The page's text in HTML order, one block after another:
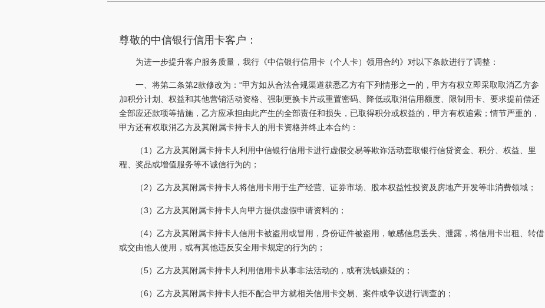
尊敬的中信银行信用卡客户：
为进一步提升客户服务质量，我行《中信银行信用卡（个人卡）领用合约》对以下条款进行了调整：
一、将第二条第2款修改为：“甲方如从合法合规渠道获悉乙方有下列情形之一的，甲方有权立即采取取消乙方参
加积分计划、权益和其他营销活动资格、强制更换卡片或重置密码、降低或取消信用额度、限制用卡、要求提前偿还
全部应还款项等措施，乙方应承担由此产生的全部责任和损失，已取得积分或权益的，甲方有权追索；情节严重的，
甲方还有权取消乙方及其附属卡持卡人的用卡资格并终止本合约：
（1）乙方及其附属卡持卡人利用中信银行信用卡进行虚假交易等欺诈活动套取银行信贷资金、积分、权益、里
程、奖品或增值服务等不诚信行为的；
（2）乙方及其附属卡持卡人将信用卡用于生产经营、证券市场、股本权益性投资及房地产开发等非消费领域；
（3）乙方及其附属卡持卡人向甲方提供虚假申请资料的；
（4）乙方及其附属卡持卡人信用卡被盗用或冒用，身份证件被盗用，敏感信息丢失、泄露，将信用卡出租、转借
或交由他人使用，或有其他违反安全用卡规定的行为的；
（5）乙方及其附属卡持卡人利用信用卡从事非法活动的，或有洗钱嫌疑的；
（6）乙方及其附属卡持卡人拒不配合甲方就相关信用卡交易、案件或争议进行调查的；